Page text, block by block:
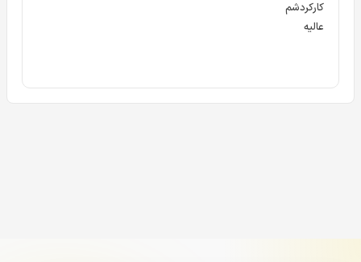
پورت های BNC دستگاه XVR داهوا 8 کانال 5108hs
کارکردشم
عالیه